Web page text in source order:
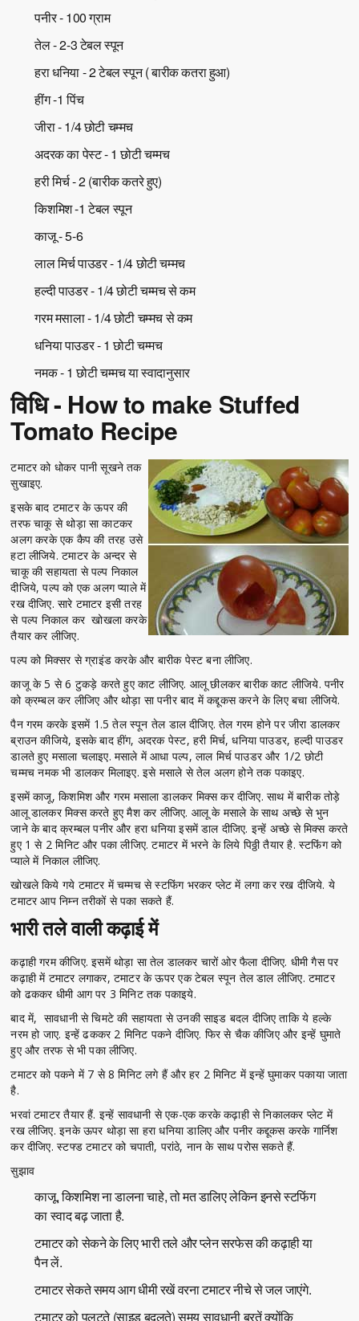
पनीर - 100 ग्राम
तेल - 2-3 टेबल स्पून
हरा धनिया - 2 टेबल स्पून ( बारीक कतरा हुआ)
हींग -1 पिंच
जीरा - 1/4 छोटी चम्मच
अदरक का पेस्ट - 1 छोटी चम्मच
हरी मिर्च - 2 (बारीक कतरे हुए)
किशमिश -1 टेबल स्पून
काजू - 5-6
लाल मिर्च पाउडर - 1/4 छोटी चम्मच
हल्दी पाउडर - 1/4 छोटी चम्मच से कम
गरम मसाला - 1/4 छोटी चम्मच से कम
धनिया पाउडर - 1 छोटी चम्मच
नमक - 1 छोटी चम्मच या स्वादानुसार
विधि - How to make Stuffed
Tomato Recipe
टमाटर को धोकर पानी सूखने तक
सुखाइए.
इसके बाद टमाटर के ऊपर की
तरफ चाकू से थोड़ा सा काटकर
अलग करके एक कैप की तरह उसे
हटा लीजिये. टमाटर के अन्दर से
चाकू की सहायता से पल्प निकाल
दीजिये, पल्प को एक अलग प्याले में
रख दीजिए. सारे टमाटर इसी तरह
से पल्प निकाल कर खोखला करके
तैयार कर लीजिए.
पल्प को मिक्सर से ग्राइंड करके और बारीक पेस्ट बना लीजिए.
काजू के 5 से 6 टुकड़े करते हुए काट लीजिए. आलू छीलकर बारीक काट लीजिये. पनीर
को क्रम्बल कर लीजिए और थोड़ा सा पनीर बाद में कद्दूकस करने के लिए बचा लीजिये.
पैन गरम करके इसमें 1.5 तेल स्पून तेल डाल दीजिए. तेल गरम होने पर जीरा डालकर
ब्राउन कीजिये, इसके बाद हींग, अदरक पेस्ट, हरी मिर्च, धनिया पाउडर, हल्दी पाउडर
डालते हुए मसाला चलाइए. मसाले में आधा पल्प, लाल मिर्च पाउडर और 1/2 छोटी
चम्मच नमक भी डालकर मिलाइए. इसे मसाले से तेल अलग होने तक पकाइए.
इसमें काजू, किशमिश और गरम मसाला डालकर मिक्स कर दीजिए. साथ में बारीक तोड़े
आलू डालकर मिक्स करते हुए मैश कर लीजिए. आलू के मसाले के साथ अच्छे से भुन
जाने के बाद क्रम्बल पनीर और हरा धनिया इसमें डाल दीजिए. इन्हें अच्छे से मिक्स करते
हुए 1 से 2 मिनिट और पका लीजिए. टमाटर में भरने के लिये पिठ्ठी तैयार है. स्टफिंग को
प्याले में निकाल लीजिए.
खोखले किये गये टमाटर में चम्मच से स्टफिंग भरकर प्लेट में लगा कर रख दीजिये. ये
टमाटर आप निम्न तरीकों से पका सकते हैं.
भारी तले वाली कढ़ाई में
कढ़ाही गरम कीजिए. इसमें थोड़ा सा तेल डालकर चारों ओर फैला दीजिए. धीमी गैस पर
कढ़ाही में टमाटर लगाकर, टमाटर के ऊपर एक टेबल स्पून तेल डाल लीजिए. टमाटर
को ढककर धीमी आग पर 3 मिनिट तक पकाइये.
बाद में, सावधानी से चिमटे की सहायता से उनकी साइड बदल दीजिए ताकि ये हल्के
नरम हो जाए. इन्हें ढककर 2 मिनिट पकने दीजिए. फिर से चैक कीजिए और इन्हें घुमाते
हुए और तरफ से भी पका लीजिए.
टमाटर को पकने में 7 से 8 मिनिट लगे हैं और हर 2 मिनिट में इन्हें घुमाकर पकाया जाता
है.
भरवां टमाटर तैयार हैं. इन्हें सावधानी से एक-एक करके कढ़ाही से निकालकर प्लेट में
रख लीजिए. इनके ऊपर थोड़ा सा हरा धनिया डालिए और पनीर कद्दूकस करके गार्निश
कर दीजिए. स्टफ्ड टमाटर को चपाती, परांठे, नान के साथ परोस सकते हैं.
सुझाव
काजू, किशमिश ना डालना चाहे, तो मत डालिए लेकिन इनसे स्टफिंग
का स्वाद बढ़ जाता है.
टमाटर को सेकने के लिए भारी तले और प्लेन सरफेस की कढ़ाही या
पैन लें.
टमाटर सेकते समय आग धीमी रखें वरना टमाटर नीचे से जल जाएंगे.
टमाटर को पलटते (साइड बदलते) समय सावधानी बरतें क्योंकि